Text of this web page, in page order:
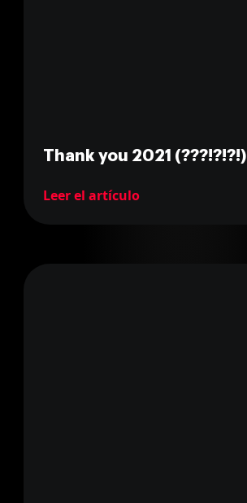
Thank you 2021 (???!?!?!)
Leer el artículo